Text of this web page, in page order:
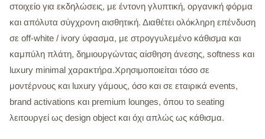
στοιχείο για εκδηλώσεις, με έντονη γλυπτική, οργανική φόρμα
και απόλυτα σύγχρονη αισθητική. Διαθέτει ολόκληρη επένδυση
σε off-white / ivory ύφασμα, με στρογγυλεμένο κάθισμα και
καμπύλη πλάτη, δημιουργώντας αίσθηση άνεσης, softness και
luxury minimal χαρακτήρα.Χρησιμοποιείται τόσο σε
μοντέρνους και luxury γάμους, όσο και σε εταιρικά events,
brand activations και premium lounges, όπου το seating
λειτουργεί ως design object και όχι απλώς ως κάθισμα.